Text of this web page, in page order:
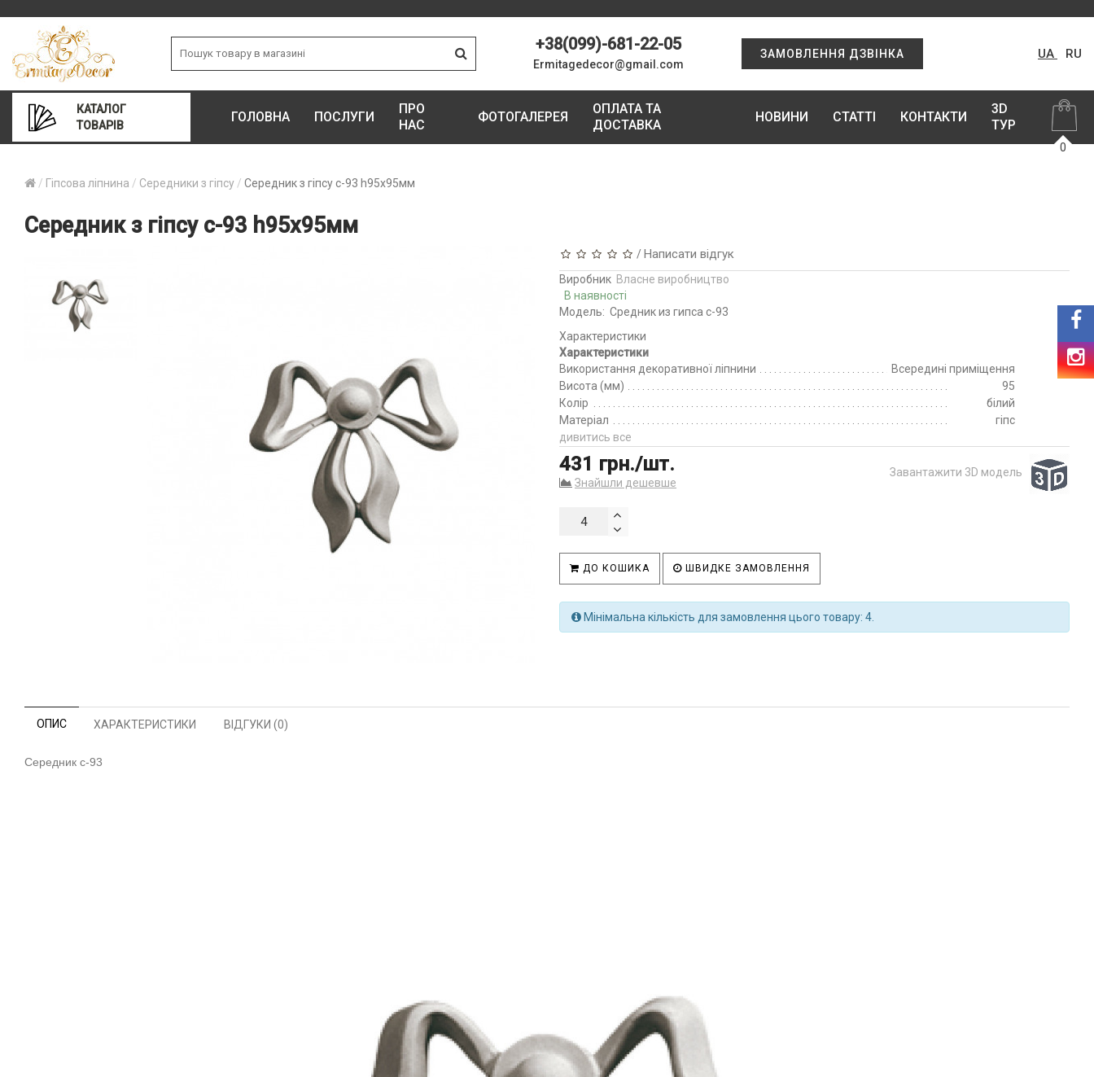
+38(099)-681-22-05
Ermitagedecor@gmail.com
ЗАМОВЛЕННЯ ДЗВІНКА UA RU
КАТАЛОГ
ТОВАРІВ
ГОЛОВНА ПОСЛУГИ
ПРО
НАС
ФОТОГАЛЕРЕЯ
ОПЛАТА ТА
ДОСТАВКА
НОВИНИ СТАТТІ КОНТАКТИ
3D
ТУР
0
Гіпсова ліпнина Середники з гіпсу Середник з гіпсу с-93 h95х95мм
Середник з гіпсу с-93 h95х95мм
/Написати відгук
Виробник Власне виробництво
В наявності
Модель: Средник из гипса с-93
Характеристики
Характеристики
Використання декоративної ліпнини
Всередині приміщення
Висота (мм)
95
Колір
білий
Матеріал
гіпс
дивитись все
431 грн./шт.
Знайшли дешевше
Завантажити 3D модель
ДО КОШИКА ШВИДКЕ ЗАМОВЛЕННЯ
Мінімальна кількість для замовлення цього товару: 4.
ОПИС ХАРАКТЕРИСТИКИ ВІДГУКИ (0)
Середник с-93